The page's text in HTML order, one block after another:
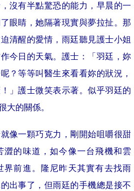
沒有半點驚恐的能力，早晨的一
眼睛，她隔著現實與夢拉扯。那
清醒的愛情，雨廷聽見護士小姐
今日的天氣。護士：「羽廷，妳
？等等叫醫生來看看妳的狀況，
」護士微笑表示著。似乎羽廷的
大的關係。
一顆巧克力，剛開始咀嚼很甜
澀的味道，如今像一台飛機和雲
界前進。隆尼昨天其實有去找雨
出事了，但雨廷的手機總是接不